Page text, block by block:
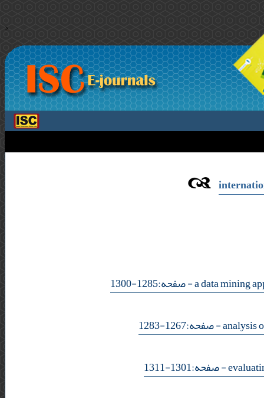
>
- صفحه:1285-1300
- صفحه:1267-1283
- صفحه:1301-1311